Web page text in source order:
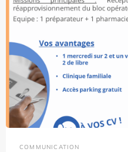
COMMUNICATION